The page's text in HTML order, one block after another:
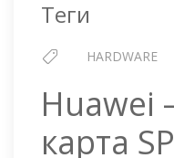
Теги
HARDWARE
Huawei
карта